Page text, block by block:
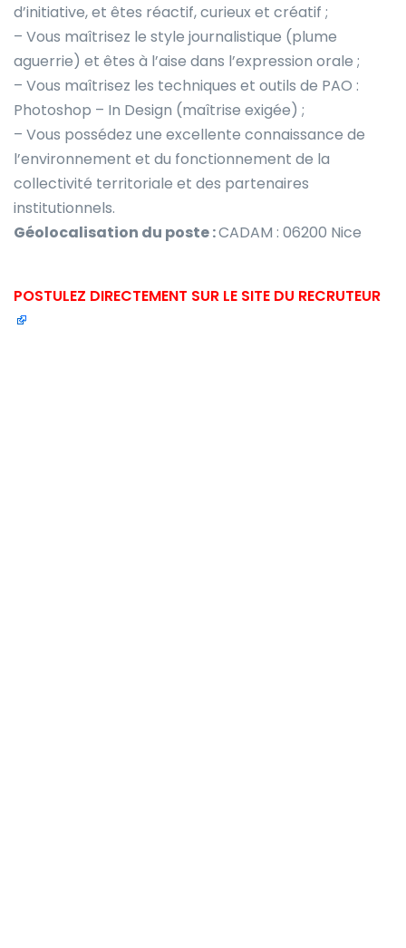
d’initiative, et êtes réactif, curieux et créatif ;
– Vous maîtrisez le style journalistique (plume
aguerrie) et êtes à l’aise dans l’expression orale ;
– Vous maîtrisez les techniques et outils de PAO :
Photoshop – In Design (maîtrise exigée) ;
– Vous possédez une excellente connaissance de
l’environnement et du fonctionnement de la
collectivité territoriale et des partenaires
institutionnels.
Géolocalisation du poste :CADAM : 06200 Nice
POSTULEZ DIRECTEMENT SUR LE SITE DU RECRUTEUR